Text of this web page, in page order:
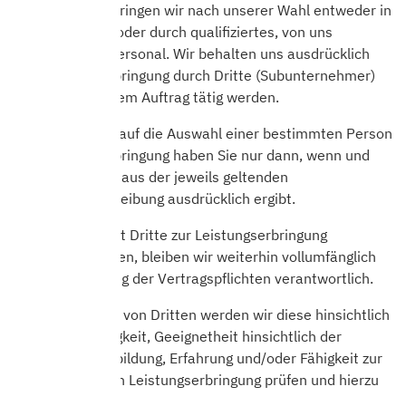
Die Leistung erbringen wir nach unserer Wahl entweder in
eigener Person oder durch qualifiziertes, von uns
ausgewähltes Personal. Wir behalten uns ausdrücklich
die Leistungserbringung durch Dritte (Subunternehmer)
vor, die in unserem Auftrag tätig werden.
Einen Anspruch auf die Auswahl einer bestimmten Person
zur Leistungserbringung haben Sie nur dann, wenn und
soweit sich dies aus der jeweils geltenden
Leistungsbeschreibung ausdrücklich ergibt.
Wenn und soweit Dritte zur Leistungserbringung
eingesetzt werden, bleiben wir weiterhin vollumfänglich
für die Erbringung der Vertragspflichten verantwortlich.
Vor dem Einsatz von Dritten werden wir diese hinsichtlich
ihrer Zuverlässigkeit, Geeignetheit hinsichtlich der
beruflichen Ausbildung, Erfahrung und/oder Fähigkeit zur
vertragsmäßigen Leistungserbringung prüfen und hierzu